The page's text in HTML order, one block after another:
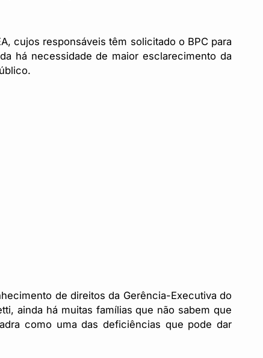
cujos responsáveis têm solicitado o BPC para
há necessidade de maior esclarecimento da
de direitos da Gerência-Executiva do
ainda há muitas famílias que não sabem que
como uma das deficiências que pode dar